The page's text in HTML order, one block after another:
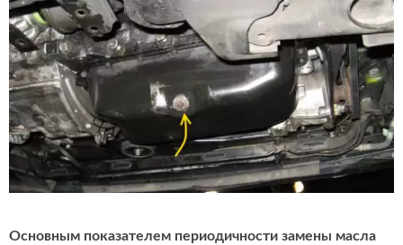
Основным показателем периодичности замены масла